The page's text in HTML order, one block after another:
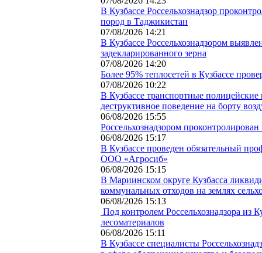
В Кузбассе Россельхознадзор
пород в Таджикистан
07/08/2026 14:21
В Кузбассе Россельхознадзором
задекларированного зерна
07/08/2026 14:20
Более 95% теплосетей в Кузбассе
07/08/2026 10:22
В Кузбассе транспортные полицейские
деструктивное поведение на борту
06/08/2026 15:55
Россельхознадзором
06/08/2026 15:17
В Кузбассе проведен обязательный
ООО «Агросиб»
06/08/2026 15:15
В Мариинском округе Кузбасса
коммунальных отходов на землях
06/08/2026 15:13
Под контролем Россельхознадзора из
лесоматериалов
06/08/2026 15:11
В Кузбассе специалисты